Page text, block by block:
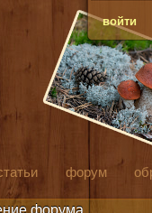
войти
форум
форума